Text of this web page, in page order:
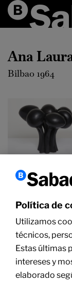
Ana
Bilbao 1964
Ana Laura
Brain Tree,
2/3)
28 × 30 × 30 cm
Política de
Utilizamos
técnicos,
Estas últimas
intereses y
elaborado